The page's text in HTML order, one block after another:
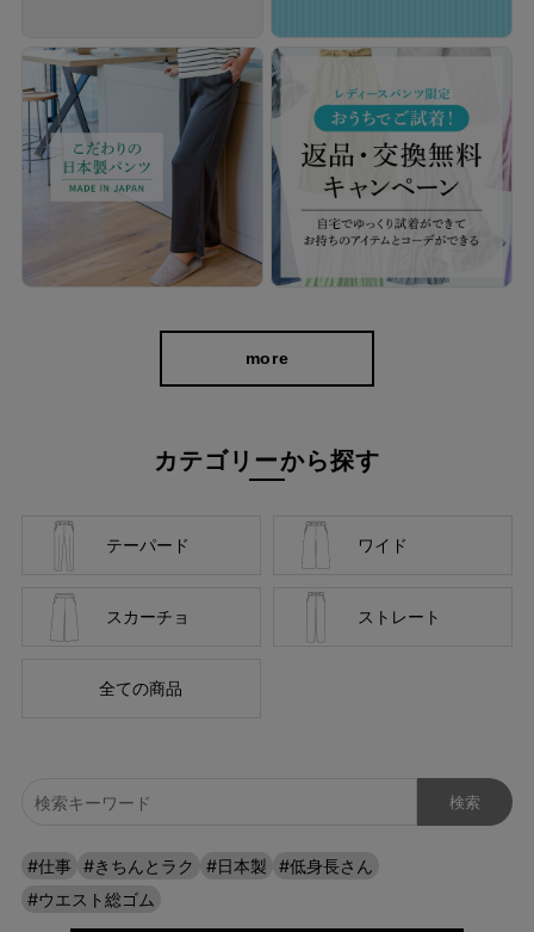
360°ストレッチで全方向に伸びる！
360°全方向に伸びるので、どんなに動いてもつっぱらず、ストレ
地が伸びてしまい、膝がポコっと伸びてしまう心配もありませ
more
カテゴリーから探す
テーパード ワイド
スカーチョ ストレート
全ての商品
#仕事 #きちんとラク #日本製
#低身長さん
#ウエスト総ゴム